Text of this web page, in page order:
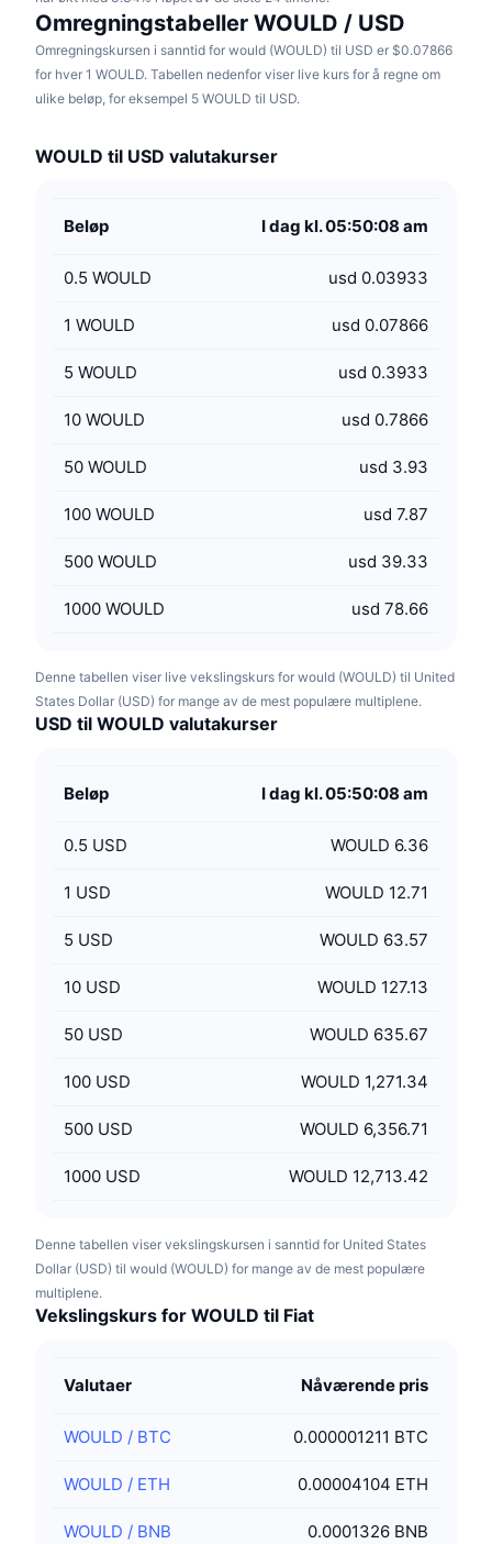
Omregningstabeller WOULD / USD
Omregningskursen i sanntid for would (WOULD) til USD er $0.07866
for hver 1 WOULD. Tabellen nedenfor viser live kurs for å regne om
ulike beløp, for eksempel 5 WOULD til USD.
WOULD til USD valutakurser
Beløp I dag kl. 05:50:08 am
0.5 WOULD usd 0.03933
1 WOULD usd 0.07866
5 WOULD usd 0.3933
10 WOULD usd 0.7866
50 WOULD usd 3.93
100 WOULD usd 7.87
500 WOULD usd 39.33
1000 WOULD usd 78.66
Denne tabellen viser live vekslingskurs for would (WOULD) til United
States Dollar (USD) for mange av de mest populære multiplene.
USD til WOULD valutakurser
Beløp I dag kl. 05:50:08 am
0.5 USD WOULD 6.36
1 USD WOULD 12.71
5 USD WOULD 63.57
10 USD WOULD 127.13
50 USD WOULD 635.67
100 USD WOULD 1,271.34
500 USD WOULD 6,356.71
1000 USD WOULD 12,713.42
Denne tabellen viser vekslingskursen i sanntid for United States
Dollar (USD) til would (WOULD) for mange av de mest populære
multiplene.
Vekslingskurs for WOULD til Fiat
Valutaer Nåværende pris
WOULD / BTC 0.000001211 BTC
WOULD / ETH 0.00004104 ETH
WOULD / BNB 0.0001326 BNB